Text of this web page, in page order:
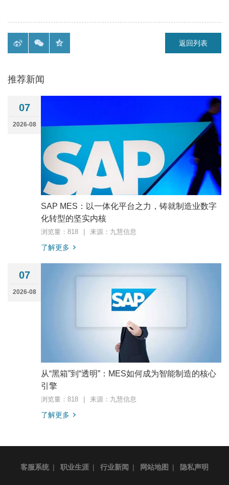
返回列表
推荐新闻
07
2026-08
SAP MES：以一体化平台之力，铸就制造业数字
化转型的坚实内核
浏览量：818 来源：九慧信息
了解更多
07
2026-08
从“黑箱”到“透明”：MES如何成为智能制造的核心
引擎
浏览量：818 来源：九慧信息
了解更多
客服系统 | 职业生涯 | 行业新闻 | 网站地图 | 隐私声明